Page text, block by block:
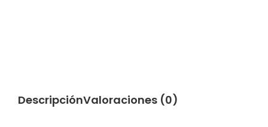
DescripciónValoraciones (0)